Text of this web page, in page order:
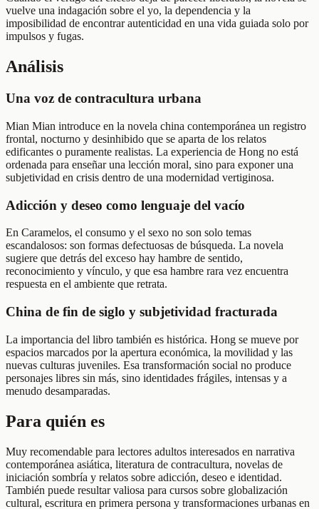
vuelve una indagación sobre el yo, la dependencia y la
imposibilidad de encontrar autenticidad en una vida guiada solo por
impulsos y fugas.
Análisis
Una voz de contracultura urbana
Mian Mian introduce en la novela china contemporánea un registro
frontal, nocturno y desinhibido que se aparta de los relatos
edificantes o puramente realistas. La experiencia de Hong no está
ordenada para enseñar una lección moral, sino para exponer una
subjetividad en crisis dentro de una modernidad vertiginosa.
Adicción y deseo como lenguaje del vacío
En Caramelos, el consumo y el sexo no son solo temas
escandalosos: son formas defectuosas de búsqueda. La novela
sugiere que detrás del exceso hay hambre de sentido,
reconocimiento y vínculo, y que esa hambre rara vez encuentra
respuesta en el ambiente que retrata.
China de fin de siglo y subjetividad fracturada
La importancia del libro también es histórica. Hong se mueve por
espacios marcados por la apertura económica, la movilidad y las
nuevas culturas juveniles. Esa transformación social no produce
personajes libres sin más, sino identidades frágiles, intensas y a
menudo desamparadas.
Para quién es
Muy recomendable para lectores adultos interesados en narrativa
contemporánea asiática, literatura de contracultura, novelas de
iniciación sombría y relatos sobre adicción, deseo e identidad.
También puede resultar valiosa para cursos sobre globalización
cultural, escritura en primera persona y transformaciones urbanas en